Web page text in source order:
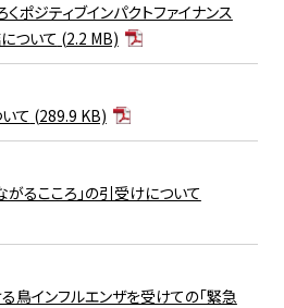
ポジティブインパクトファイナンス
ついて (2.2 MB)
て (289.9 KB)
がるこころ」の引受けについて
鳥インフルエンザを受けての「緊急